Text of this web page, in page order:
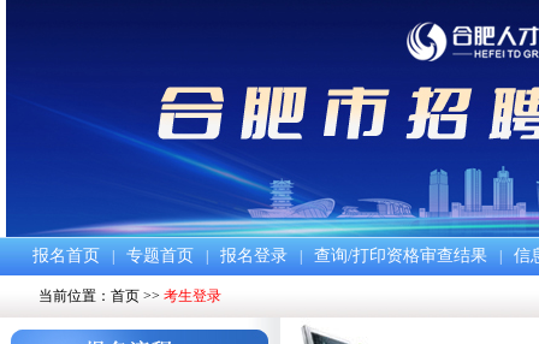
报名首页 专题首页 报名登录 查询/打印资格审查结果 信
当前位置： 首页 >> 考生登录